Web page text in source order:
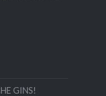
GINS!